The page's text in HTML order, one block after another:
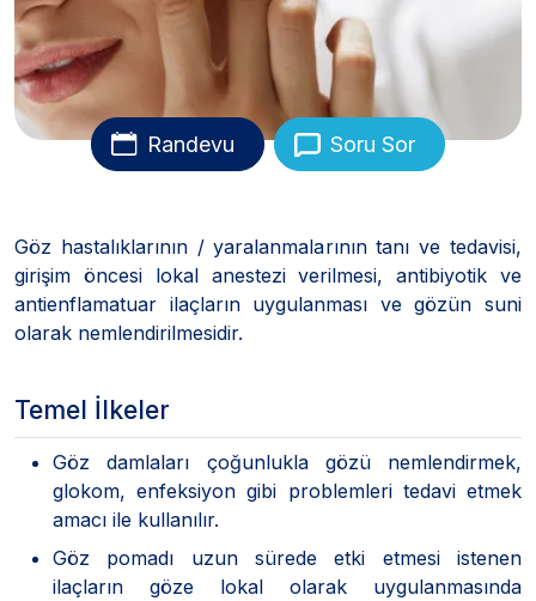
Randevu Soru Sor
Göz hastalıklarının / yaralanmalarının tanı ve tedavisi,
girişim öncesi lokal anestezi verilmesi, antibiyotik ve
antienflamatuar ilaçların uygulanması ve gözün suni
olarak nemlendirilmesidir.
Temel İlkeler
Göz damlaları çoğunlukla gözü nemlendirmek,
glokom, enfeksiyon gibi problemleri tedavi etmek
amacı ile kullanılır.
Göz pomadı uzun sürede etki etmesi istenen
ilaçların göze lokal olarak uygulanmasında